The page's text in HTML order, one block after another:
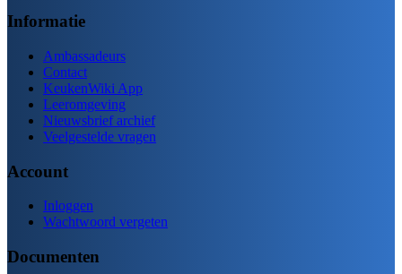
Informatie
Ambassadeurs
Contact
KeukenWiki App
Leeromgeving
Nieuwsbrief archief
Veelgestelde vragen
Account
Inloggen
Wachtwoord vergeten
Documenten